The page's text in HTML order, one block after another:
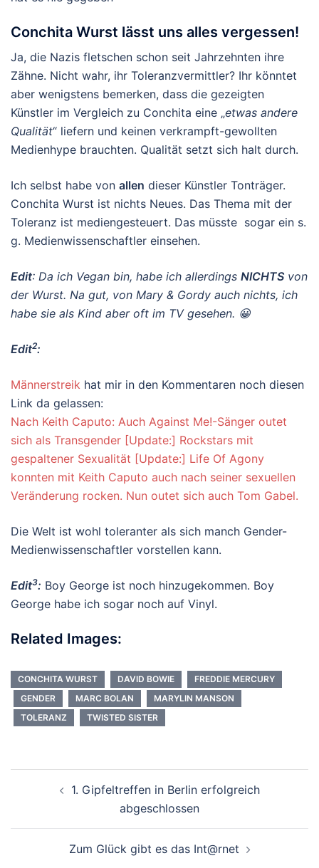
Conchita Wurst lässt uns alles vergessen!
Ja, die Nazis fletschen schon seit Jahrzehnten ihre
Zähne. Nicht wahr, ihr Toleranzvermittler? Ihr könntet
aber wenigstens bemerken, dass die gezeigten
Künstler im Vergleich zu Conchita eine „etwas andere
Qualität“ liefern und keinen verkrampft-gewollten
Medienhype brauchten. Qualität setzt sich halt durch.
Ich selbst habe von allen dieser Künstler Tonträger.
Conchita Wurst ist nichts Neues. Das Thema mit der
Toleranz ist mediengesteuert. Das müsste sogar ein s.
g. Medienwissenschaftler einsehen.
Edit: Da ich Vegan bin, habe ich allerdings NICHTS von
der Wurst. Na gut, von Mary & Gordy auch nichts, ich
habe sie als Kind aber oft im TV gesehen. 😀
Edit2:
Männerstreik hat mir in den Kommentaren noch diesen
Link da gelassen:
Nach Keith Caputo: Auch Against Me!-Sänger outet
sich als Transgender [Update:] Rockstars mit
gespaltener Sexualität [Update:] Life Of Agony
konnten mit Keith Caputo auch nach seiner sexuellen
Veränderung rocken. Nun outet sich auch Tom Gabel.
Die Welt ist wohl toleranter als sich manch Gender-
Medienwissenschaftler vorstellen kann.
Edit3: Boy George ist noch hinzugekommen. Boy
George habe ich sogar noch auf Vinyl.
Related Images:
CONCHITA WURST DAVID BOWIE
FREDDIE MERCURY
GENDER
MARC BOLAN
MARYLIN MANSON
TOLERANZ
TWISTED SISTER
1. Gipfeltreffen in Berlin erfolgreich
abgeschlossen
Zum Glück gibt es das Int@rnet